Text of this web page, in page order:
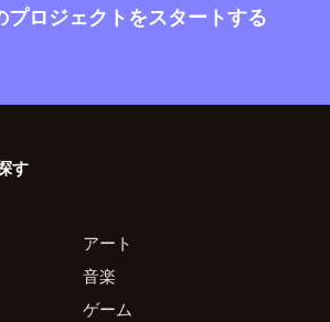
プロジェクトをスタートする
す
アート
音楽
ゲーム